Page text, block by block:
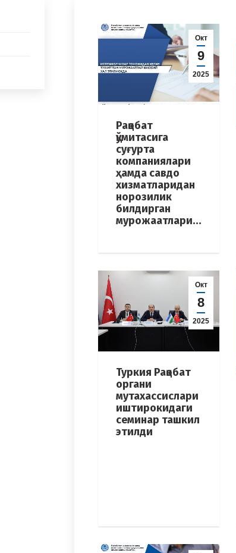
Окт
9
2025
Рақобат
қўмитасига
суғурта
компаниялари
ҳамда савдо
хизматларидан
норозилик
билдирган
мурожаатлари…
Окт
8
2025
Туркия Рақобат
органи
мутахассислари
иштирокидаги
семинар ташкил
этилди